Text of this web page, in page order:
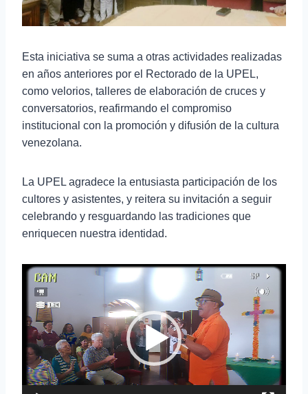
Esta iniciativa se suma a otras actividades realizadas
en años anteriores por el Rectorado de la UPEL,
como velorios, talleres de elaboración de cruces y
conversatorios, reafirmando el compromiso
institucional con la promoción y difusión de la cultura
venezolana.
La UPEL agradece la entusiasta participación de los
cultores y asistentes, y reitera su invitación a seguir
celebrando y resguardando las tradiciones que
enriquecen nuestra identidad.
R
u